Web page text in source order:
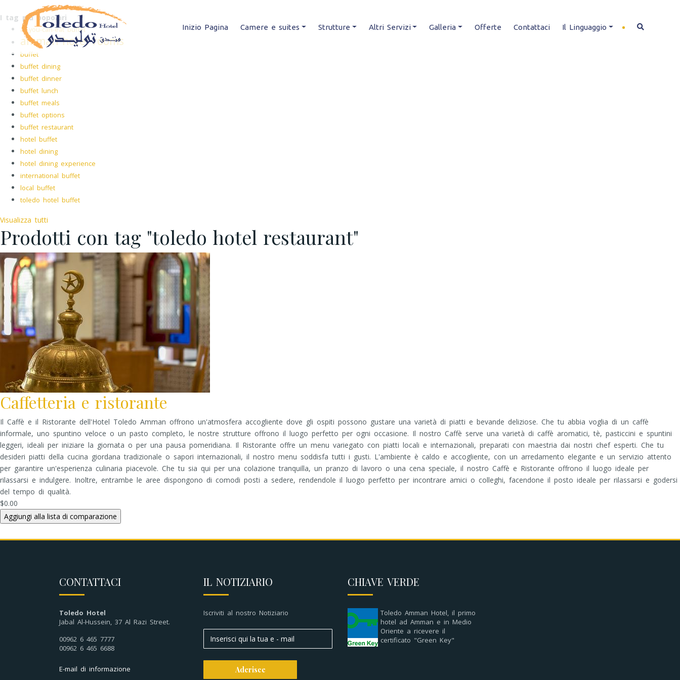
Inizio Pagina Camere e suites Strutture Altri Servizi Galleria Offerte Contattaci Il Linguaggio
I tag più popolari
all-you-can-eat buffet
amman hotel rooms
buffet
buffet dining
buffet dinner
buffet lunch
buffet meals
buffet options
buffet restaurant
hotel buffet
hotel dining
hotel dining experience
international buffet
local buffet
toledo hotel buffet
Visualizza tutti
Prodotti con tag "toledo hotel restaurant"
Caffetteria e ristorante
Il Caffè e il Ristorante dell'Hotel Toledo Amman offrono un'atmosfera accogliente dove gli ospiti possono gustare una varietà di piatti e bevande deliziose. Che tu abbia voglia di un caffè
informale, uno spuntino veloce o un pasto completo, le nostre strutture offrono il luogo perfetto per ogni occasione. Il nostro Caffè serve una varietà di caffè aromatici, tè, pasticcini e spuntini
leggeri, ideali per iniziare la giornata o per una pausa pomeridiana. Il Ristorante offre un menu variegato con piatti locali e internazionali, preparati con maestria dai nostri chef esperti. Che tu
desideri piatti della cucina giordana tradizionale o sapori internazionali, il nostro menu soddisfa tutti i gusti. L'ambiente è caldo e accogliente, con un arredamento elegante e un servizio attento
per garantire un'esperienza culinaria piacevole. Che tu sia qui per una colazione tranquilla, un pranzo di lavoro o una cena speciale, il nostro Caffè e Ristorante offrono il luogo ideale per
rilassarsi e indulgere. Inoltre, entrambe le aree dispongono di comodi posti a sedere, rendendole il luogo perfetto per incontrare amici o colleghi, facendone il posto ideale per rilassarsi e godersi
del tempo di qualità.
$0.00
CONTATTACI
Toledo Hotel
Jabal Al-Hussein, 37 Al Razi Street.
00962 6 465 7777
00962 6 465 6688
E-mail di informazione
IL NOTIZIARIO
Iscriviti al nostro Notiziario
CHIAVE VERDE
Toledo Amman Hotel, il primo
hotel ad Amman e in Medio
Oriente a ricevere il
certificato "Green Key"